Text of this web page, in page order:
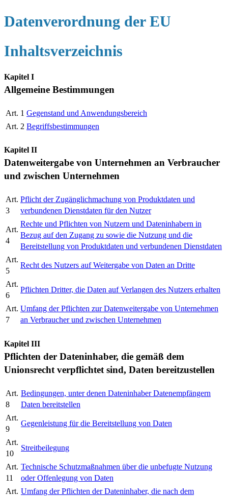
Datenverordnung der EU
Inhaltsverzeichnis
Kapitel I
Allgemeine Bestimmungen
Art. 1 Gegenstand und Anwendungsbereich
Art. 2 Begriffsbestimmungen
Kapitel II
Datenweitergabe von Unternehmen an Verbraucher
und zwischen Unternehmen
Art.
3
Pflicht der Zugänglichmachung von Produktdaten und
verbundenen Dienstdaten für den Nutzer
Art.
4
Rechte und Pflichten von Nutzern und Dateninhabern in
Bezug auf den Zugang zu sowie die Nutzung und die
Bereitstellung von Produktdaten und verbundenen Dienstdaten
Art.
5
Recht des Nutzers auf Weitergabe von Daten an Dritte
Art.
6
Pflichten Dritter, die Daten auf Verlangen des Nutzers erhalten
Art.
7
Umfang der Pflichten zur Datenweitergabe von Unternehmen
an Verbraucher und zwischen Unternehmen
Kapitel III
Pflichten der Dateninhaber, die gemäß dem
Unionsrecht verpflichtet sind, Daten bereitzustellen
Art.
8
Bedingungen, unter denen Dateninhaber Datenempfängern
Daten bereitstellen
Art.
9
Gegenleistung für die Bereitstellung von Daten
Art.
10
Streitbeilegung
Art.
11
Technische Schutzmaßnahmen über die unbefugte Nutzung
oder Offenlegung von Daten
Art. Umfang der Pflichten der Dateninhaber, die nach dem